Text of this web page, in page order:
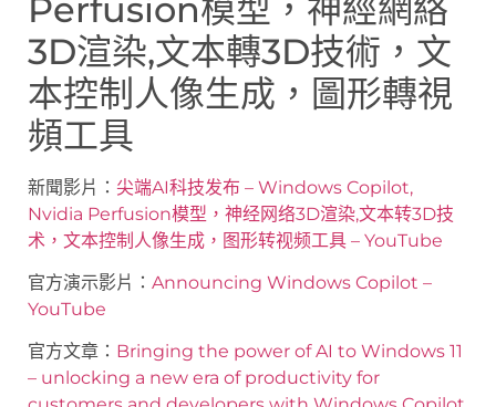
Perfusion模型，神經網絡
3D渲染,文本轉3D技術，文
本控制人像生成，圖形轉視
頻工具
新聞影片： 尖端AI科技发布 – Windows Copilot,
Nvidia Perfusion模型，神经网络3D渲染,文本转3D技
术，文本控制人像生成，图形转视频工具 – YouTube
官方演示影片： Announcing Windows Copilot –
YouTube
官方文章： Bringing the power of AI to Windows 11
– unlocking a new era of productivity for